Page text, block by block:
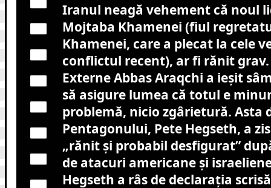
Iranul neagă vehement că noul
Mojtaba Khamenei (fiul
Khamenei, care a plecat la cele
conflictul recent), ar fi rănit
Externe Abbas Araqchi a ieșit
să asigure lumea că totul e
problemă, nicio zgârietură. Asta
Pentagonului, Pete Hegseth, a
„rănit și probabil desfigurat”
de atacuri americane și
Hegseth a râs de declarația